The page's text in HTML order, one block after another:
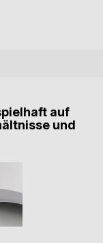
auf
und